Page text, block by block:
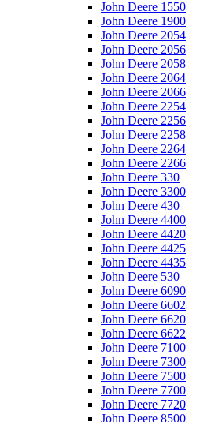
John Deere 1550
John Deere 1900
John Deere 2054
John Deere 2056
John Deere 2058
John Deere 2064
John Deere 2066
John Deere 2254
John Deere 2256
John Deere 2258
John Deere 2264
John Deere 2266
John Deere 330
John Deere 3300
John Deere 430
John Deere 4400
John Deere 4420
John Deere 4425
John Deere 4435
John Deere 530
John Deere 6090
John Deere 6602
John Deere 6620
John Deere 6622
John Deere 7100
John Deere 7300
John Deere 7500
John Deere 7700
John Deere 7720
John Deere 8500